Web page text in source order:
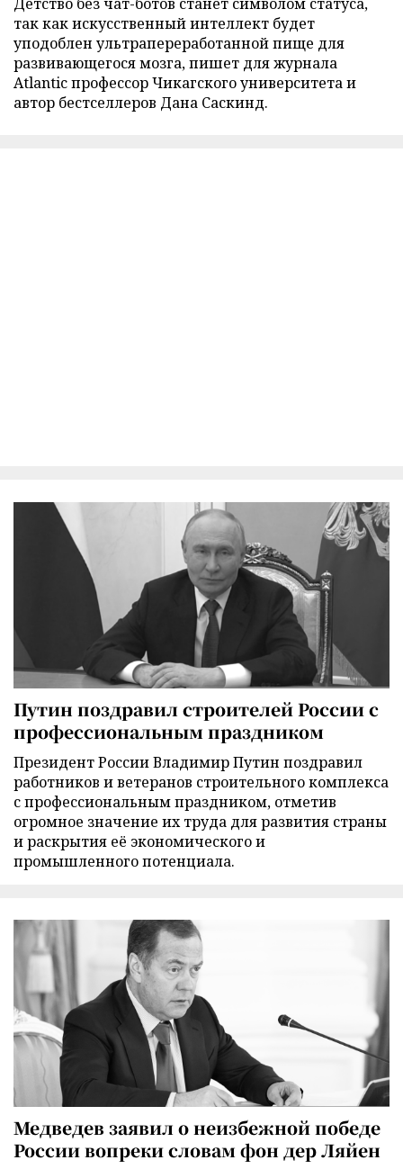
так как искусственный интеллект будет
уподоблен ультрапереработанной пище для
развивающегося мозга, пишет для журнала
Atlantic профессор Чикагского университета и
автор бестселлеров Дана Саскинд.
Путин поздравил строителей России с
профессиональным праздником
Президент России Владимир Путин поздравил
работников и ветеранов строительного комплекса
с профессиональным праздником, отметив
огромное значение их труда для развития страны
и раскрытия её экономического и
промышленного потенциала.
Медведев заявил о неизбежной победе
России вопреки словам фон дер Ляйен